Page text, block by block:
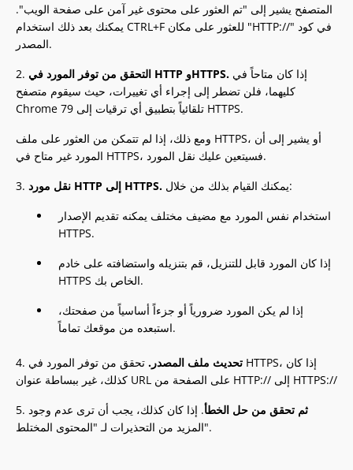
المتصفح يشير إلى "تم العثور على محتوى غير آمن على صفحة الويب".
يمكنك بعد ذلك استخدام CTRL+F للعثور على مكان "HTTP://" في كود
المصدر.
2.
التحقق من توفر المورد في HTTP وHTTPS.
كليهما، فلن تضطر إلى إجراء أي تغييرات، حيث سيقوم متصفح
Chrome 79 تلقائياً بتطبيق أي ترقيات إلى HTTPS.
ومع ذلك، إذا لم تتمكن من العثور على ملف HTTPS، أو يشير إلى أن
المورد غير متاح في HTTPS، فسيتعين عليك نقل المورد.
3.
نقل مورد HTTP إلى HTTPS.
يمكنك القيام بذلك من خلال:
استخدام نفس المورد مع مضيف مختلف يمكنه تقديم الإصدار
HTTPS.
إذا كان المورد قابل للتنزيل، قم بتنزيله واستضافته على خادم
HTTPS الخاص بك.
إذا لم يكن المورد ضرورياً أو جزءاً أساسياً من صفحتك،
استبعده من موقعك تماماً.
4. تحديث ملف المصدر. تحقق من توفر المورد في HTTPS، إذا كان
كذلك، غير ببساطة عنوان URL على الصفحة من HTTP:// إلى HTTPS://
5.
ثم تحقق من حل الخطأ. إذا كان كذلك، يجب أن ترى عدم وجود
المزيد من التحذيرات لـ "المحتوى المختلط".